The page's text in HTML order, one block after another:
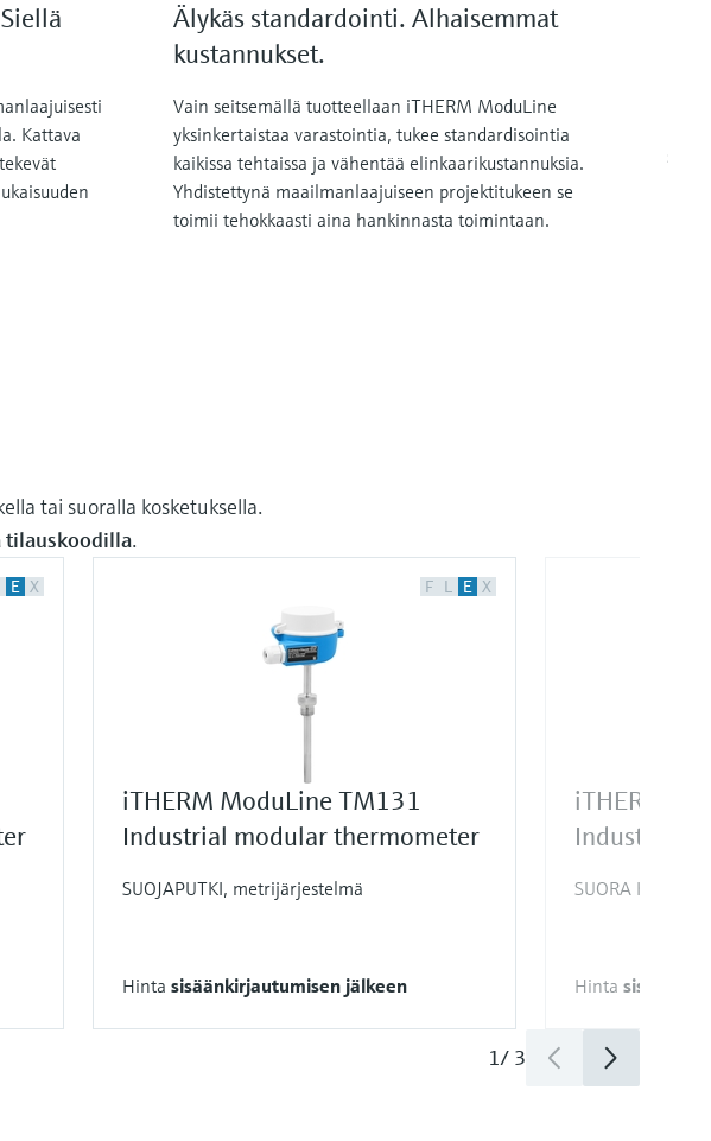
Kattava
Älykäs standardointi. Alhaisemmat
kustannukset.
Vain seitsemällä tuotteellaan iTHERM ModuLine
yksinkertaistaa varastointia, tukee standardisointia
kaikissa tehtaissa ja vähentää elinkaarikustannuksia.
Yhdistettynä maailmanlaajuiseen projektitukeen se
toimii tehokkaasti aina hankinnasta toimintaan.
tai suoralla kosketuksella.
tilauskoodilla.
E X F L E X
iTHERM ModuLine TM131
Industrial modular thermometer
SUOJAPUTKI, metrijärjestelmä
Hinta sisäänkirjautumisen jälkeen
iTHERM
Industrial
SUORA
Hinta
1/ 3